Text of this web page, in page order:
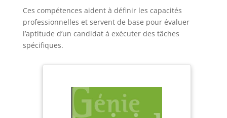
Ces compétences aident à définir les capacités
professionnelles et servent de base pour évaluer
l’aptitude d’un candidat à exécuter des tâches
spécifiques.